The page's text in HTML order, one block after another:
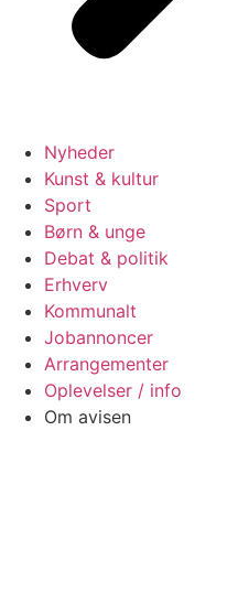
Nyheder
Kunst & kultur
Sport
Børn & unge
Debat & politik
Erhverv
Kommunalt
Jobannoncer
Arrangementer
Oplevelser / info
Om avisen